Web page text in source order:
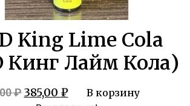
King Lime Cola
Кинг Лайм Кола)
₽ Первоначальная
385,00 ₽Текущая
В корзину